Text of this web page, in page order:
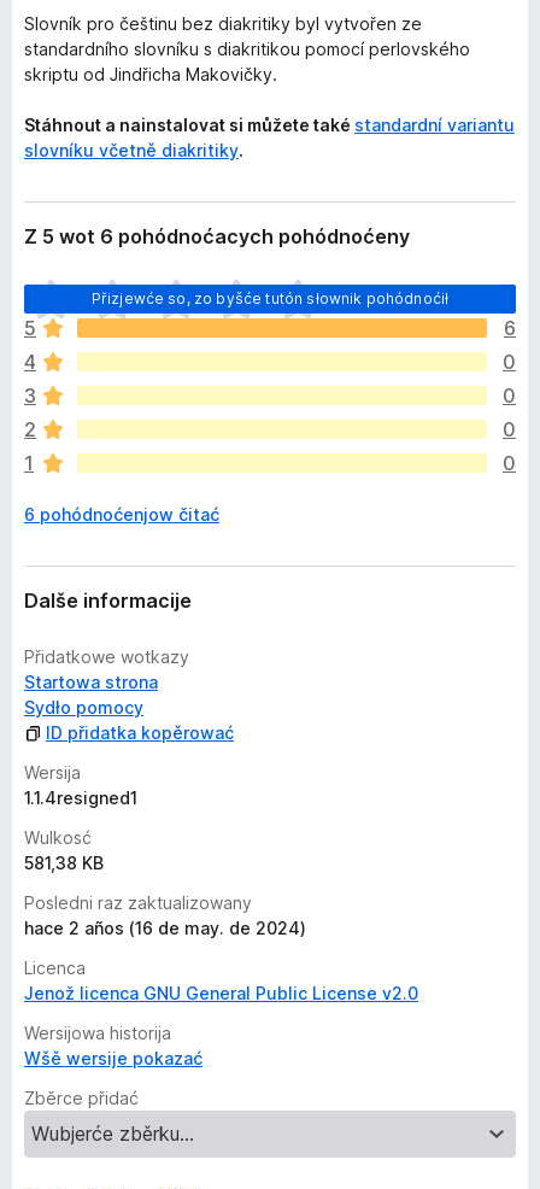
Slovník pro češtinu bez diakritiky byl vytvořen ze
standardního slovníku s diakritikou pomocí perlovského
skriptu od Jindřicha Makovičky.
Stáhnout a nainstalovat si můžete také standardní variantu
slovníku včetně diakritiky.
Z 5 wot 6 pohódnoćacych pohódnoćeny
Přizjewće so, zo byšće tutón słownik pohódnoćił
H
i
š
ć
e
p
o
h
d
o
ć
n
a
n
e
j
u
5
6
4
0
3
0
2
0
1
0
6 pohódnoćenjow čitać
Dalše informacije
Přidatkowe wotkazy
Startowa strona
Sydło pomocy
ID přidatka kopěrować
Wersija
1.1.4resigned1
Wulkosć
581,38 KB
Posledni raz zaktualizowany
hace 2 años (16 de may. de 2024)
Licenca
Jenož licenca GNU General Public License v2.0
Wersijowa historija
Wšě wersije pokazać
Zběrce přidać